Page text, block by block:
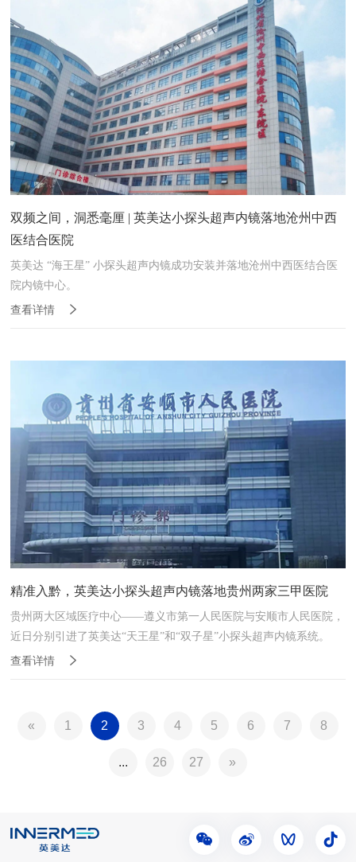
双频之间，洞悉毫厘 | 英美达小探头超声内镜落地沧州中西
医结合医院
英美达 “海王星” 小探头超声内镜成功安装并落地沧州中西医结合医
院内镜中心。
查看详情
精准入黔，英美达小探头超声内镜落地贵州两家三甲医院
贵州两大区域医疗中心——遵义市第一人民医院与安顺市人民医院，
近日分别引进了英美达“天王星”和“双子星”小探头超声内镜系统。
查看详情
« 1 2 3 4 5 6 7 8
... 26 27 »